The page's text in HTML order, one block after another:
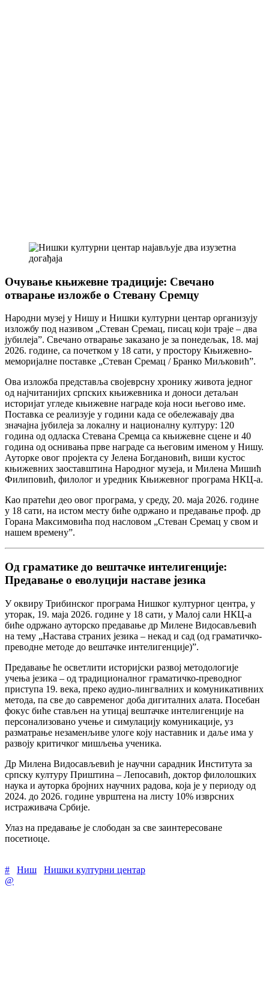
Очување књижевне традиције: Свечано
отварање изложбе о Стевану Сремцу
Народни музеј у Нишу и Нишки културни центар организују
изложбу под називом „Стеван Сремац, писац који траје – два
јубилеја”. Свечано отварање заказано је за понедељак, 18. мај
2026. године, са почетком у 18 сати, у простору Књижевно-
меморијалне поставке „Стеван Сремац / Бранко Миљковић”.
Ова изложба представља својеврсну хронику живота једног
од најчитанијих српских књижевника и доноси детаљан
историјат угледе књижевне награде која носи његово име.
Поставка се реализује у години када се обележавају два
значајна јубилеја за локалну и националну културу: 120
година од одласка Стевана Сремца са књижевне сцене и 40
година од оснивања прве награде са његовим именом у Нишу.
Ауторке овог пројекта су Јелена Богдановић, виши кустос
књижевних заоставштина Народног музеја, и Милена Мишић
Филиповић, филолог и уредник Књижевног програма НКЦ-а.
Као пратећи део овог програма, у среду, 20. маја 2026. године
у 18 сати, на истом месту биће одржано и предавање проф. др
Горана Максимовића под насловом „Стеван Сремац у свом и
нашем времену”.
Од граматике до вештачке интелигенције:
Предавање о еволуцији наставе језика
У оквиру Трибинског програма Нишког културног центра, у
уторак, 19. маја 2026. године у 18 сати, у Малој сали НКЦ-а
биће одржано ауторско предавање др Милене Видосављевић
на тему „Настава страних језика – некад и сад (од граматичко-
преводне методе до вештачке интелигенције)”.
Предавање ће осветлити историјски развој методологије
учења језика – од традиционалног граматичко-преводног
приступа 19. века, преко аудио-лингвалних и комуникативних
метода, па све до савременог доба дигиталних алата. Посебан
фокус биће стављен на утицај вештачке интелигенције на
персонализовано учење и симулацију комуникације, уз
разматрање незаменљиве улоге коју наставник и даље има у
развоју критичког мишљења ученика.
Др Милена Видосављевић је научни сарадник Института за
српску културу Приштина – Лепосавић, доктор филолошких
наука и ауторка бројних научних радова, која је у периоду од
2024. до 2026. године уврштена на листу 10% изврсних
истраживача Србије.
Улаз на предавање је слободан за све заинтересоване
посетиоце.
# Ниш
Нишки културни центар
@